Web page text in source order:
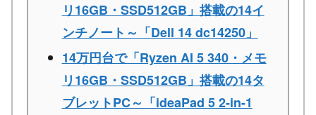
リ16GB・SSD512GB」搭載の14イ
ンチノート～「Dell 14 dc14250」
14万円台で「Ryzen AI 5 340・メモ
リ16GB・SSD512GB」搭載の14タ
ブレットPC～「ideaPad 5 2-in-1